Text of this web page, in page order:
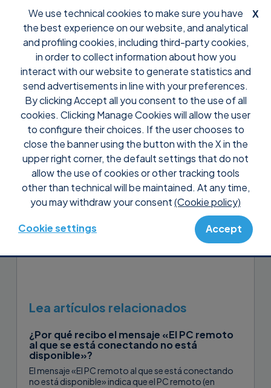
X
We use technical cookies to make sure you have
the best experience on our website, and analytical
and profiling cookies, including third-party cookies,
in order to collect information about how you
interact with our website to generate statistics and
send advertisements in line with your preferences.
By clicking Accept all you consent to the use of all
cookies. Clicking Manage Cookies will allow the user
to configure their choices. If the user chooses to
close the banner using the button with the X in the
upper right corner, the default settings that do not
allow the use of cookies or other tracking tools
other than technical will be maintained. At any time,
you may withdraw your consent(Cookie policy)
Cookie settings Accept
Support Preguntas frecuentes Configuración
¿Es posible cambiar las
opciones de Supremo
mediante una línea de
comandos?
Sí, con Supremo puedes cambiar algunas
opciones a través de la línea de
para más detalles.
Lea artículos relacionados
¿Por qué recibo el mensaje «El PC remoto
al que se está conectando no está
disponible»?
El mensaje «El PC remoto al que se está conectando
no está disponible» indica que el PC remoto (en